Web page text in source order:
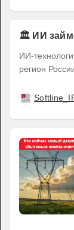
🏛️ ИИ
ИИ-
регион